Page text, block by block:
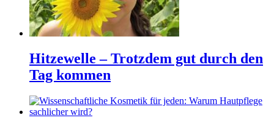
Hitzewelle – Trotzdem gut durch den
Tag kommen